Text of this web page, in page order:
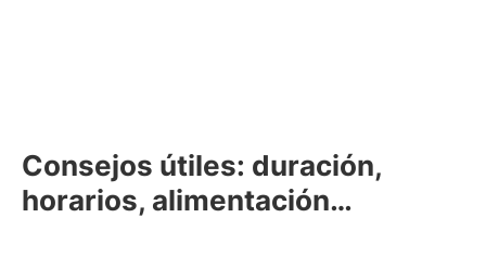
Consejos útiles: duración,
horarios, alimentación…